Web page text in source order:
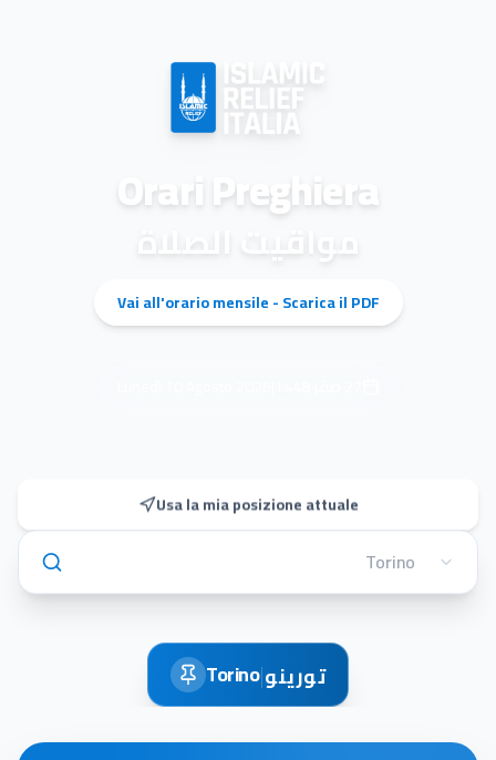
Orari Preghiera
مواقيت الصلاة
Vai all'orario mensile - Scarica il PDF
Usa la mia posizione attuale
Torino|تورينو